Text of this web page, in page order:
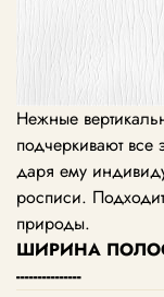
Нежные
подчеркивают
даря ему
росписи.
природы.
ШИРИНА
---------------